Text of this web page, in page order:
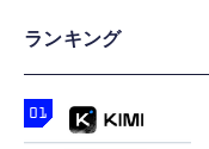
ランキング